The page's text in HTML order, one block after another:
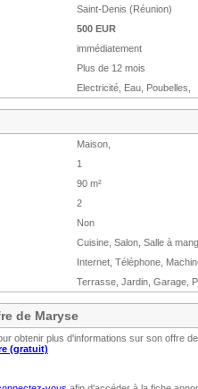
Saint-Denis (Réunion)
500 EUR
immédiatement
Plus de 12 mois
Electricité, Eau, Poubelles,
Maison,
1
90 m²
2
Non
Cuisine, Salon, Salle à
Internet, Téléphone,
Terrasse, Jardin, Garage,
de Maryse
obtenir plus d'informations sur son offre
(gratuit)